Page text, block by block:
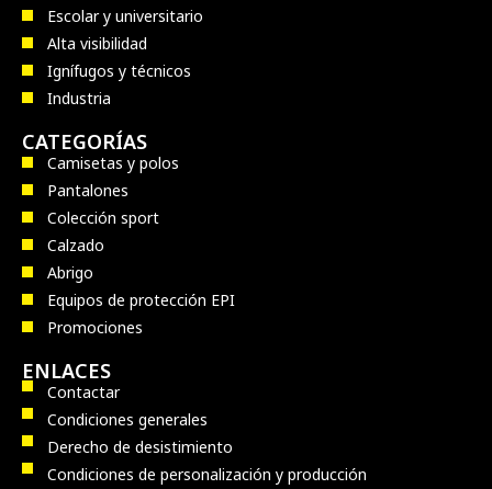
Escolar y universitario
Alta visibilidad
Ignífugos y técnicos
Industria
CATEGORÍAS
Camisetas y polos
Pantalones
Colección sport
Calzado
Abrigo
Equipos de protección EPI
Promociones
ENLACES
Contactar
Condiciones generales
Derecho de desistimiento
Condiciones de personalización y producción